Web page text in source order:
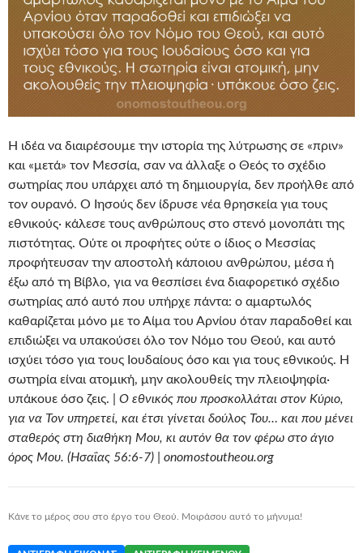
Η ιδέα να διαιρέσουμε την ιστορία της λύτρωσης σε «πριν»
και «μετά» τον Μεσσία, σαν να άλλαξε ο Θεός το σχέδιο
σωτηρίας που υπάρχει από τη δημιουργία, δεν προήλθε από
τον ουρανό. Ο Ιησούς δεν ίδρυσε νέα θρησκεία για τους
εθνικούς· κάλεσε τους ανθρώπους στο στενό μονοπάτι της
πιστότητας. Ούτε οι προφήτες ούτε ο ίδιος ο Μεσσίας
προφήτευσαν την αποστολή κάποιου ανθρώπου, μέσα ή
έξω από τη Βίβλο, για να θεσπίσει ένα διαφορετικό σχέδιο
σωτηρίας από αυτό που υπήρχε πάντα: ο αμαρτωλός
καθαρίζεται μόνο με το Αίμα του Αρνίου όταν παραδοθεί και
επιδιώξει να υπακούσει όλο τον Νόμο του Θεού, και αυτό
ισχύει τόσο για τους Ιουδαίους όσο και για τους εθνικούς. Η
σωτηρία είναι ατομική, μην ακολουθείς την πλειοψηφία·
υπάκουε όσο ζεις. | Ο εθνικός που προσκολλάται στον Κύριο,
για να Τον υπηρετεί, και έτσι γίνεται δούλος Του… και που μένει
σταθερός στη διαθήκη Μου, κι αυτόν θα τον φέρω στο άγιο
όρος Μου. (Ησαΐας 56:6-7) | onomostoutheou.org
Κάνε το μέρος σου στο έργο του Θεού. Μοιράσου αυτό το μήνυμα!